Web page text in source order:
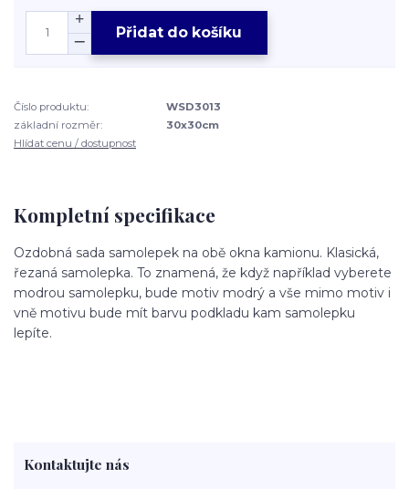
Přidat do košíku
Číslo produktu:
WSD3013
základní rozměr:
30x30cm
Hlídat cenu / dostupnost
Kompletní specifikace
Ozdobná sada samolepek na obě okna kamionu. Klasická,
řezaná samolepka. To znamená, že když například vyberete
modrou samolepku, bude motiv modrý a vše mimo motiv i
vně motivu bude mít barvu podkladu kam samolepku
lepíte.
Kontaktujte nás